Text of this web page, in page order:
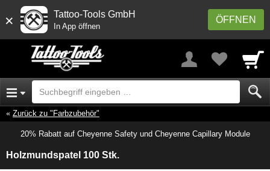
× ÖFFNEN
Tattoo-Tools GmbH
In App öffnen
Zurück zu "Farbzubehör"
20% Rabatt auf Cheyenne Safety und Cheyenne Capillary Module
Holzmundspatel 100 Stk.